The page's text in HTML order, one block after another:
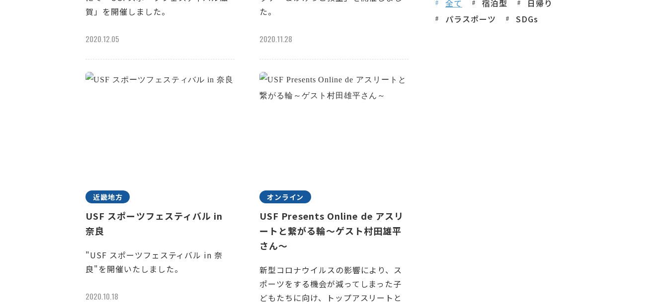
賀」を開催しました。
2020.12.05
た。
2020.11.28
近畿地方
USF スポーツフェスティバル in
奈良
"USF スポーツフェスティバル in 奈
良"を開催いたしました。
2020.10.18
オンライン
USF Presents Online de アスリ
ートと繋がる輪～ゲスト村田雄平
さん～
新型コロナウイルスの影響により、ス
ポーツをする機会が減ってしまった子
どもたちに向け、トップアスリートと
全て 宿泊型
日帰り
パラスポーツ
SDGs